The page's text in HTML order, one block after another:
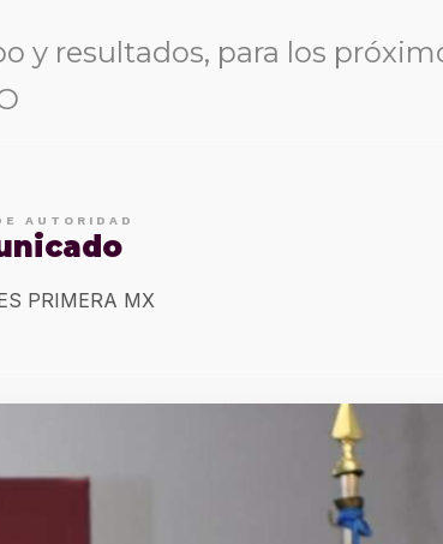
y resultados, para los
AUTORIDAD
PRIMERA MX